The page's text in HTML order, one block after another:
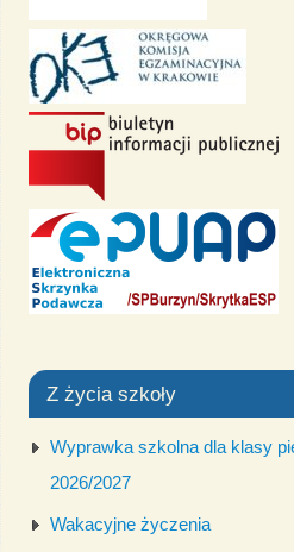
Z życia szkoły
Wyprawka szkolna dla klasy
2026/2027
Wakacyjne życzenia